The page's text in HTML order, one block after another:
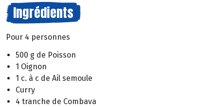
Ingrédients
Pour 4 personnes
500 g de Poisson
1 Oignon
1 c. à c de Ail semoule
Curry
4 tranche de Combava